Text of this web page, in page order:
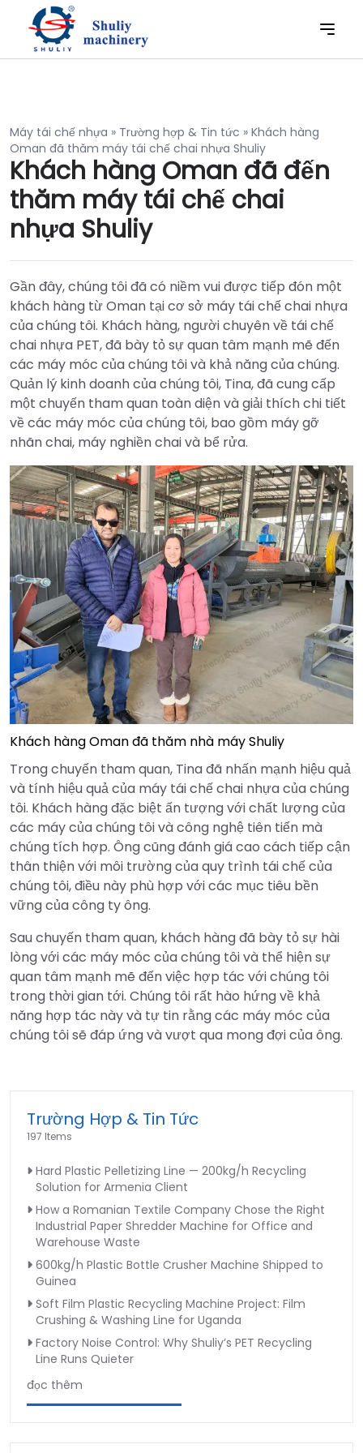
Máy tái chế nhựa » Trường hợp & Tin tức » Khách hàng
Oman đã thăm máy tái chế chai nhựa Shuliy
Khách hàng Oman đã đến
thăm máy tái chế chai
nhựa Shuliy
Gần đây, chúng tôi đã có niềm vui được tiếp đón một
khách hàng từ Oman tại cơ sở máy tái chế chai nhựa
của chúng tôi. Khách hàng, người chuyên về tái chế
chai nhựa PET, đã bày tỏ sự quan tâm mạnh mẽ đến
các máy móc của chúng tôi và khả năng của chúng.
Quản lý kinh doanh của chúng tôi, Tina, đã cung cấp
một chuyến tham quan toàn diện và giải thích chi tiết
về các máy móc của chúng tôi, bao gồm máy gỡ
nhãn chai, máy nghiền chai và bể rửa.
Khách hàng Oman đã thăm nhà máy Shuliy
Trong chuyến tham quan, Tina đã nhấn mạnh hiệu quả
và tính hiệu quả của máy tái chế chai nhựa của chúng
tôi. Khách hàng đặc biệt ấn tượng với chất lượng của
các máy của chúng tôi và công nghệ tiên tiến mà
chúng tích hợp. Ông cũng đánh giá cao cách tiếp cận
thân thiện với môi trường của quy trình tái chế của
chúng tôi, điều này phù hợp với các mục tiêu bền
vững của công ty ông.
Sau chuyến tham quan, khách hàng đã bày tỏ sự hài
lòng với các máy móc của chúng tôi và thể hiện sự
quan tâm mạnh mẽ đến việc hợp tác với chúng tôi
trong thời gian tới. Chúng tôi rất hào hứng về khả
năng hợp tác này và tự tin rằng các máy móc của
chúng tôi sẽ đáp ứng và vượt qua mong đợi của ông.
Trường Hợp & Tin Tức
197 Items
Hard Plastic Pelletizing Line — 200kg/h Recycling
Solution for Armenia Client
How a Romanian Textile Company Chose the Right
Industrial Paper Shredder Machine for Office and
Warehouse Waste
600kg/h Plastic Bottle Crusher Machine Shipped to
Guinea
Soft Film Plastic Recycling Machine Project: Film
Crushing & Washing Line for Uganda
Factory Noise Control: Why Shuliy’s PET Recycling
Line Runs Quieter
đọc thêm